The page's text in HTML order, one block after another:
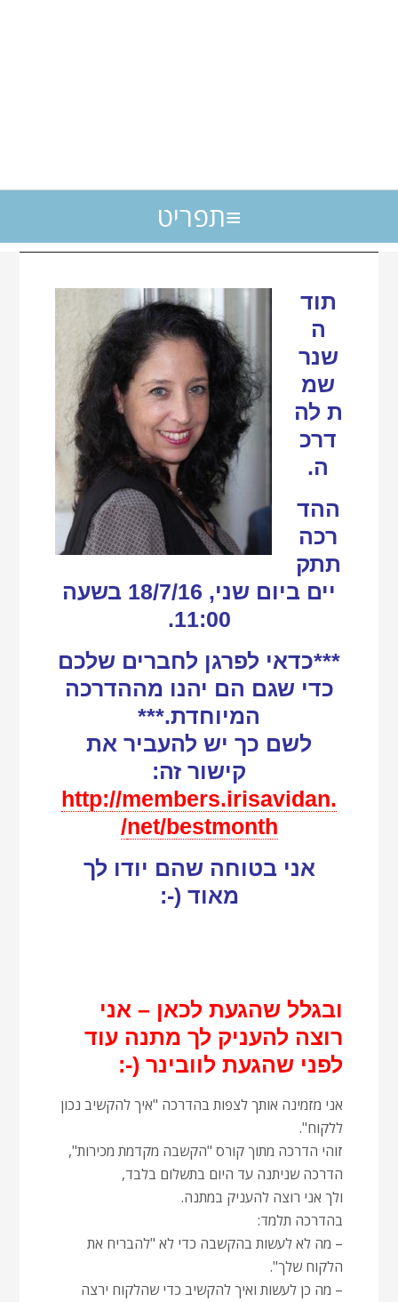
תפריט
תוד
ה
שנר
שמ
ת לה
דרכ
ה.
ההד
רכה
תתק
יים ביום שני, 18/7/16 בשעה
11:00.
***כדאי לפרגן לחברים שלכם
כדי שגם הם יהנו מההדרכה
המיוחדת.***
לשם כך יש להעביר את
קישור זה:
http://members.irisavidan.
net/bestmonth/
אני בטוחה שהם יודו לך
מאוד (-:
ובגלל שהגעת לכאן – אני
רוצה להעניק לך מתנה עוד
לפני שהגעת לוובינר (-:
אני מזמינה אותך לצפות בהדרכה "איך להקשיב נכון
ללקוח".
זוהי הדרכה מתוך קורס "הקשבה מקדמת מכירות",
הדרכה שניתנה עד היום בתשלום בלבד,
ולך אני רוצה להעניק במתנה.
בהדרכה תלמד:
– מה לא לעשות בהקשבה כדי לא "להבריח את
הלקוח שלך".
– מה כן לעשות ואיך להקשיב כדי שהלקוח ירצה